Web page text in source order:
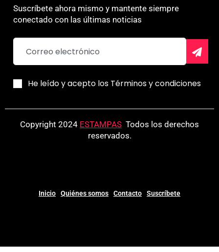
Suscríbete ahora mismo y mantente siempre
conectado con las últimas noticias
He leído y acepto los Términos y condiciones
Copyright 2024 ESTAMPAS Todos los derechos
reservados.
Inicio Quiénes somos Contacto Suscríbete